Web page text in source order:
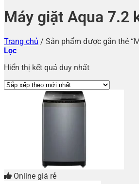
Máy giặt Aqua 7.2
Trang chủ / Sản phẩm được gắn thẻ
Lọc
Hiển thị kết quả duy nhất
Online giá rẻ